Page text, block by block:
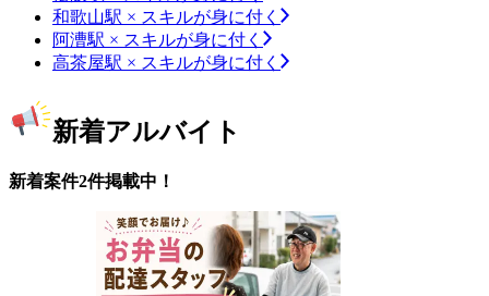
和歌山駅 × スキルが身に付く
阿漕駅 × スキルが身に付く
高茶屋駅 × スキルが身に付く
新着アルバイト
新着案件2件掲載中！